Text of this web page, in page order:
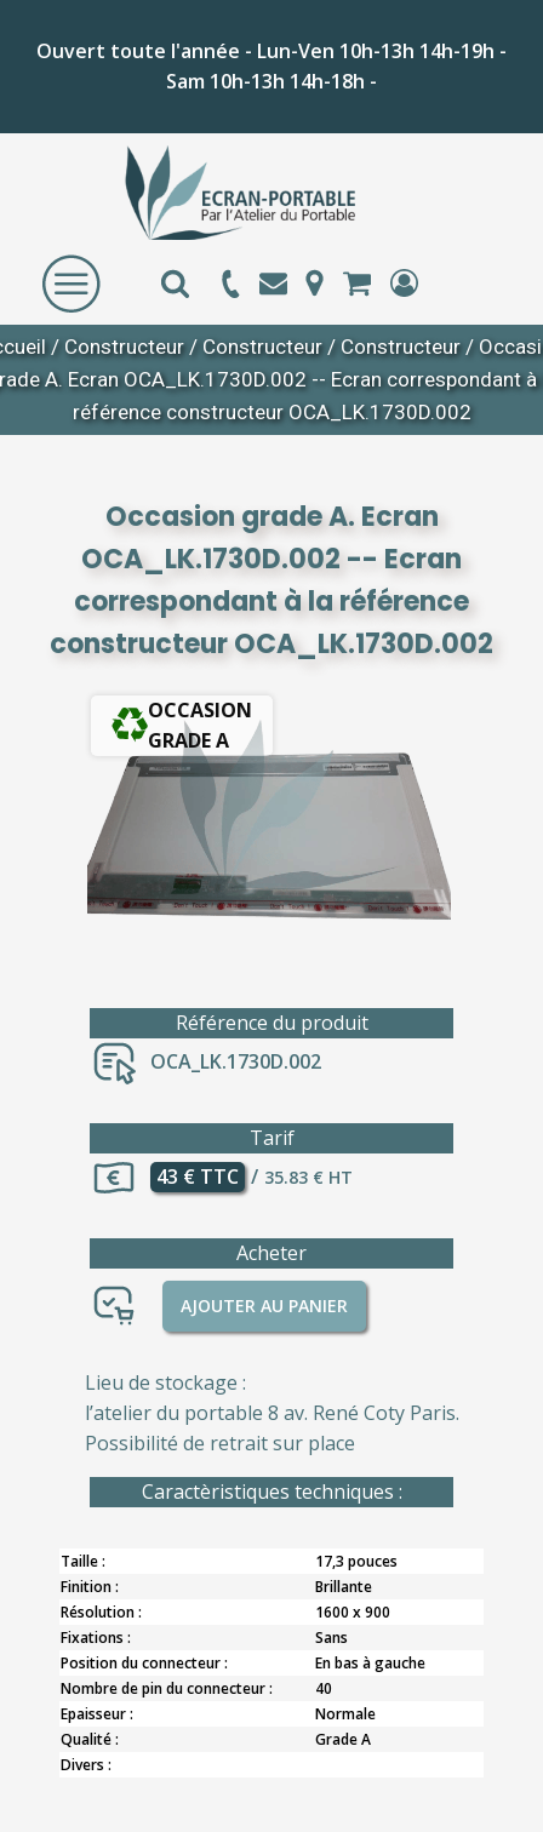
Ouvert toute l'année - Lun-Ven 10h-13h 14h-19h -
Sam 10h-13h 14h-18h -
/ Constructeur/ Constructeur/ Constructeur/
A. Ecran OCA_LK.1730D.002 -- Ecran correspondant à
référence constructeur OCA_LK.1730D.002
Occasion grade A. Ecran
OCA_LK.1730D.002 -- Ecran
correspondant à la référence
constructeur OCA_LK.1730D.002
OCCASION
GRADE A
Référence du produit
OCA_LK.1730D.002
Tarif
43 € TTC / 35.83 € HT
Acheter
AJOUTER AU PANIER
Lieu de stockage :
l’atelier du portable 8 av. René Coty Paris.
Possibilité de retrait sur place
Caractèristiques techniques :
Taille :
17,3 pouces
Finition :
Brillante
Résolution :
1600 x 900
Fixations :
Sans
Position du connecteur :
En bas à gauche
Nombre de pin du connecteur :
40
Epaisseur :
Normale
Qualité :
Grade A
Divers :